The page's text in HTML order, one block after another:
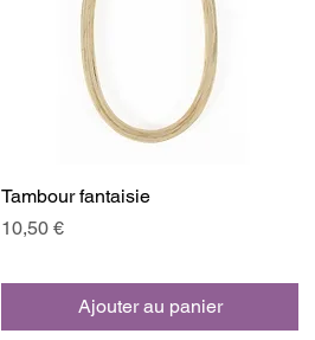
Tambour fantaisie
Prix
10,50 €
Ajouter au panier